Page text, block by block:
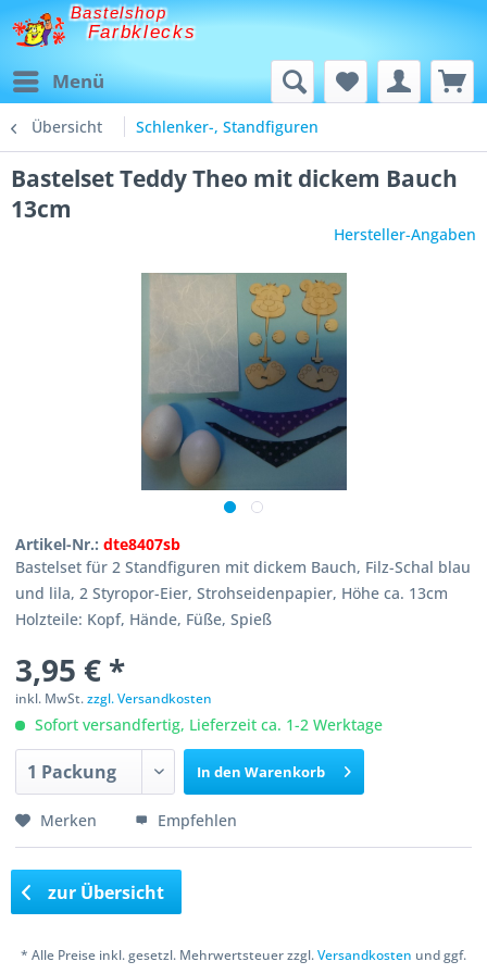
Bastelshop
Farbklecks
Menü
Übersicht Schlenker-, Standfiguren
Bastelset Teddy Theo mit dickem Bauch
13cm
Hersteller-Angaben
Artikel-Nr.:dte8407sb
Bastelset für 2 Standfiguren mit dickem Bauch, Filz-Schal blau
und lila, 2 Styropor-Eier, Strohseidenpapier, Höhe ca. 13cm
Holzteile: Kopf, Hände, Füße, Spieß
3,95 € *
inkl. MwSt.zzgl. Versandkosten
Sofort versandfertig, Lieferzeit ca. 1-2 Werktage
In den Warenkorb
Merken Empfehlen
zur Übersicht
* Alle Preise inkl. gesetzl. Mehrwertsteuer zzgl.Versandkosten und ggf.